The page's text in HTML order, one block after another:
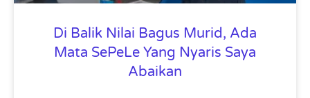
Di Balik Nilai Bagus Murid, Ada
Mata SePeLe Yang Nyaris Saya
Abaikan